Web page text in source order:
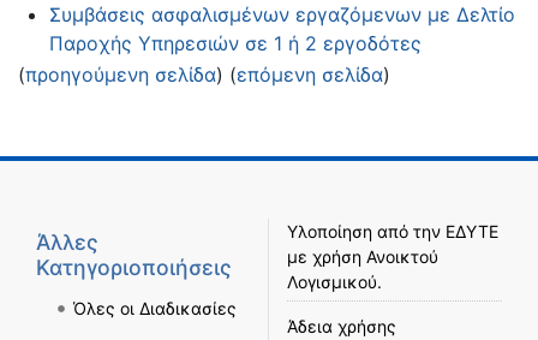
Συμβάσεις ασφαλισμένων εργαζόμενων με Δελτίο
Παροχής Υπηρεσιών σε 1 ή 2 εργοδότες
(προηγούμενη σελίδα) (επόμενη σελίδα)
Άλλες
Κατηγοριοποιήσεις
Όλες οι Διαδικασίες
Υλοποίηση από την ΕΔΥΤΕ
με χρήση Ανοικτού
Λογισμικού.
Άδεια χρήσης